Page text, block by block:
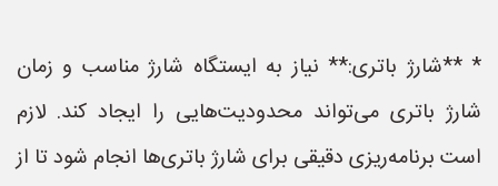
* **شارژ باتری:** نیاز به ایستگاه شارژ مناسب و زمان
شارژ باتری می‌تواند محدودیت‌هایی را ایجاد کند. لازم
است برنامه‌ریزی دقیقی برای شارژ باتری‌ها انجام شود تا از